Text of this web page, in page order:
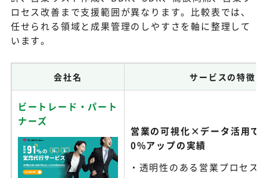
ロセス改善まで支援範囲が異なります。比較表では、
任せられる領域と成果管理のしやすさを軸に整理して
います。
会社名 サービスの特徴
ビートレード・パート
ナーズ
営業の可視化×データ活用で
0%アップの実績
透明性のある営業プロセス